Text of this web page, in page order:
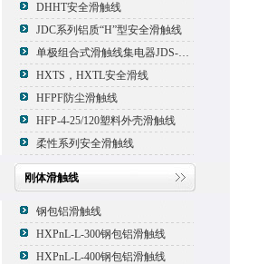
DHHT安全滑触线
JDC系列铝质“H”型安全滑触线
单极组合式滑触线集电器JDS-500*2
HXTS，HXTL安全滑线
HFPF防尘滑触线
HFP-4-25/120塑料外壳滑触线
柔性系列安全滑触线
刚体滑触线
钢包铝滑触线
HXPnL-L-300钢包铝滑触线
HXPnL-L-400钢包铝滑触线